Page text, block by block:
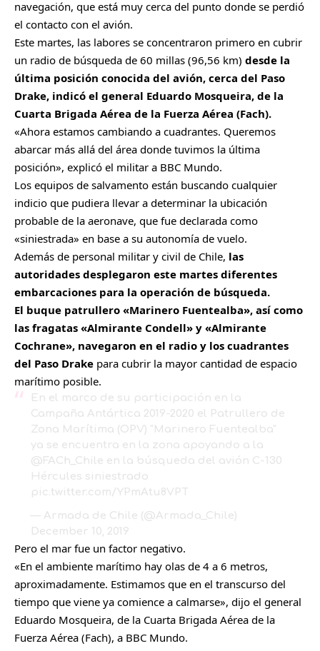
navegación, que está muy cerca del punto donde se perdió
el contacto con el avión.
Este martes, las labores se concentraron primero en cubrir
un radio de búsqueda de 60 millas (96,56 km) desde la
última posición conocida del avión, cerca del Paso
Drake, indicó el general Eduardo Mosqueira, de la
Cuarta Brigada Aérea de la Fuerza Aérea (Fach).
«Ahora estamos cambiando a cuadrantes. Queremos
abarcar más allá del área donde tuvimos la última
posición», explicó el militar a BBC Mundo.
Los equipos de salvamento están buscando cualquier
indicio que pudiera llevar a determinar la ubicación
probable de la aeronave, que fue declarada como
«siniestrada» en base a su autonomía de vuelo.
Además de personal militar y civil de Chile, las
autoridades desplegaron este martes diferentes
embarcaciones para la operación de búsqueda.
El buque patrullero «Marinero Fuentealba», así como
las fragatas «Almirante Condell» y «Almirante
Cochrane», navegaron en el radio y los cuadrantes
del Paso Drake para cubrir la mayor cantidad de espacio
marítimo posible.
En el marco de su participación en la
Campaña Antártica 2019-2020 el Patrullero de
Zona Marítima (OPV) "Marinero Fuentealba"
ya se encuentra en la zona apoyando a la
@FACh_Chile en la búsqueda del avión C-130
Hércules siniestrado
pic.twitter.com/YPmAtu8VPT
— Armada de Chile (@Armada_Chile)
December 10, 2019
Pero el mar fue un factor negativo.
«En el ambiente marítimo hay olas de 4 a 6 metros,
aproximadamente. Estimamos que en el transcurso del
tiempo que viene ya comience a calmarse», dijo el general
Eduardo Mosqueira, de la Cuarta Brigada Aérea de la
Fuerza Aérea (Fach), a BBC Mundo.